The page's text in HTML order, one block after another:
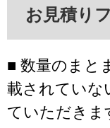
お見積り
■ 数量のまと
載されていな
ていただきま